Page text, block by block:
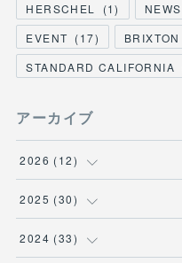
HERSCHEL
(1) NEWS
EVENT (17) BRIXTON
STANDARD CALIFORNIA
アーカイブ
2026 (12)
(3)
(1)
2025 (30)
(5)
2024 (33)